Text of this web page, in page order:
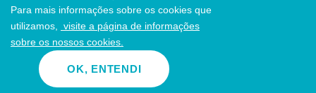
© 2021 PARI-c Todos os direitos reservados
Para mais informações sobre os cookies que
utilizamos,
visite a página de informações
sobre os nossos cookies.
OK, ENTENDI